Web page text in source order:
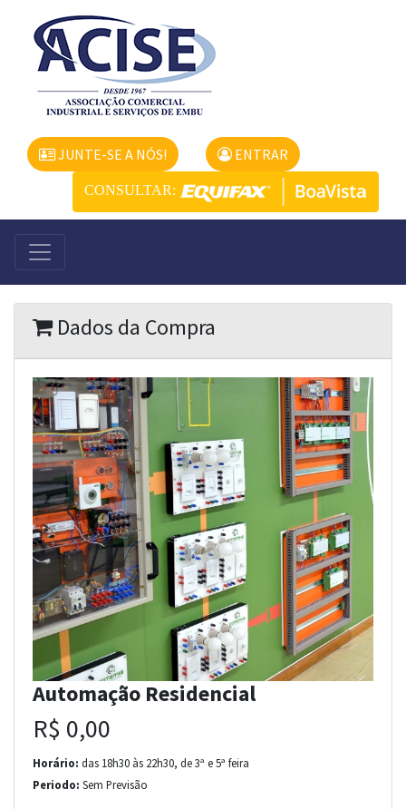
JUNTE-SE A NÓS! ENTRAR
CONSULTAR:
Dados da Compra
Automação Residencial
R$ 0,00
Horário: das 18h30 às 22h30, de 3ª e 5ª feira
Periodo: Sem Previsão